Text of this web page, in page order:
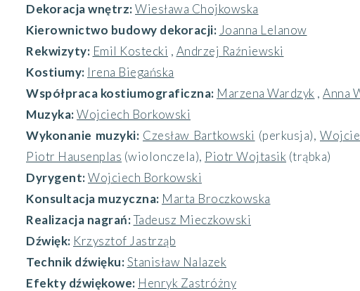
Dekoracja wnętrz:Wiesława Chojkowska
Kierownictwo budowy dekoracji: Joanna Lelanow
Rekwizyty: Emil Kostecki , Andrzej Raźniewski
Kostiumy: Irena Biegańska
Współpraca kostiumograficzna: Marzena Wardzyk , Anna
Muzyka:Wojciech Borkowski
Wykonanie muzyki: Czesław Bartkowski (perkusja),
Piotr Hausenplas (wiolonczela), Piotr Wojtasik (trąbka)
Dyrygent:Wojciech Borkowski
Konsultacja muzyczna: Marta Broczkowska
Realizacja nagrań:Tadeusz Mieczkowski
Dźwięk: Krzysztof Jastrząb
Technik dźwięku:Stanisław Nalazek
Efekty dźwiękowe: Henryk Zastróżny